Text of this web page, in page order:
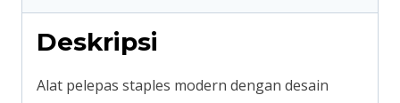
Deskripsi
Alat pelepas staples modern dengan desain